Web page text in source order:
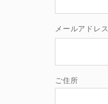
メールアドレス
ご住所